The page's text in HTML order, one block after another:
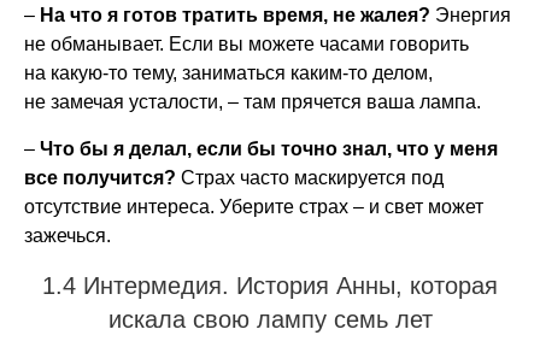
– На что я готов тратить время, не жалея? Энергия
не обманывает. Если вы можете часами говорить
на какую-то тему, заниматься каким-то делом,
не замечая усталости, – там прячется ваша лампа.
– Что бы я делал, если бы точно знал, что у меня
все получится? Страх часто маскируется под
отсутствие интереса. Уберите страх – и свет может
зажечься.
1.4 Интермедия. История Анны, которая
искала свою лампу семь лет